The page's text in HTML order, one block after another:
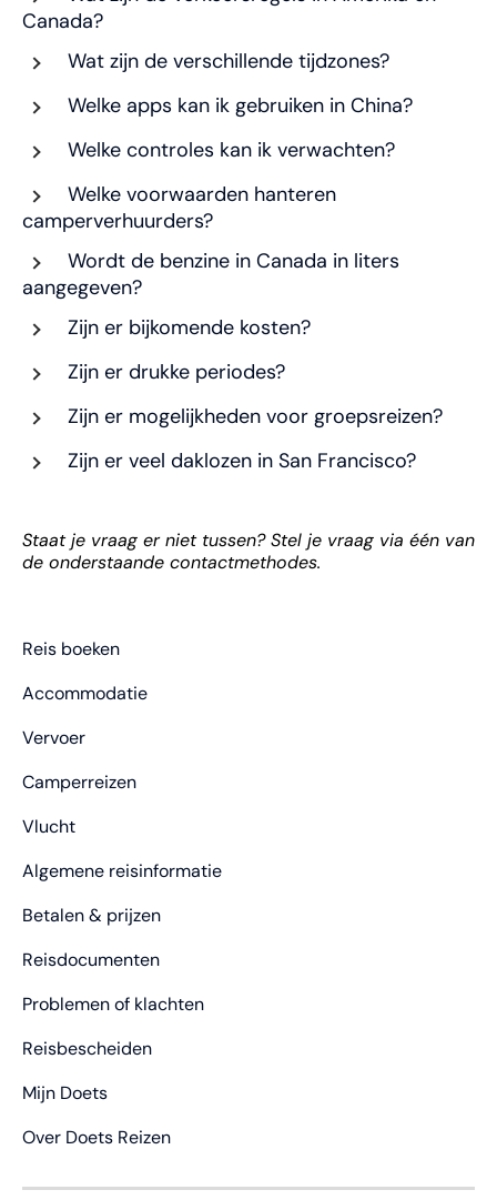
Canada?
Wat zijn de verschillende tijdzones?
Welke apps kan ik gebruiken in China?
Welke controles kan ik verwachten?
Welke voorwaarden hanteren
camperverhuurders?
Wordt de benzine in Canada in liters
aangegeven?
Zijn er bijkomende kosten?
Zijn er drukke periodes?
Zijn er mogelijkheden voor groepsreizen?
Zijn er veel daklozen in San Francisco?
Staat je vraag er niet tussen? Stel je vraag via één van
de onderstaande contactmethodes.
Reis boeken
Accommodatie
Vervoer
Camperreizen
Vlucht
Algemene reisinformatie
Betalen & prijzen
Reisdocumenten
Problemen of klachten
Reisbescheiden
Mijn Doets
Over Doets Reizen